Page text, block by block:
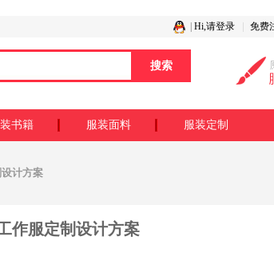
Hi,请登录 免费
书籍 服装面料 服装定制
计方案
作服定制设计方案